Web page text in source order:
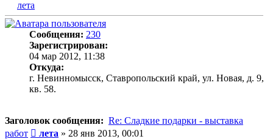
лета
Сообщения: 230
Зарегистрирован:
04 мар 2012, 11:38
Откуда:
г. Невинномысск, Ставропольский край, ул. Новая, д. 9,
кв. 58.
Заголовок сообщения: Re: Сладкие подарки - выставка
работ
Сообщение
лета » 28 янв 2013, 00:01